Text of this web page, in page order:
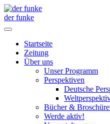
der funke
Startseite
Zeitung
Über uns
Unser Programm
Perspektiven
Deutsche
Bücher &
Werde aktiv!